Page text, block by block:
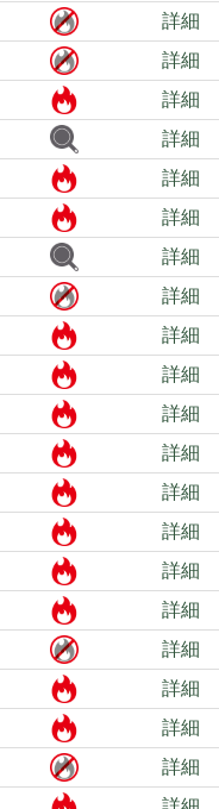
詳細
詳細
詳細
詳細
詳細
詳細
詳細
詳細
詳細
詳細
詳細
詳細
詳細
詳細
詳細
詳細
詳細
詳細
詳細
詳細